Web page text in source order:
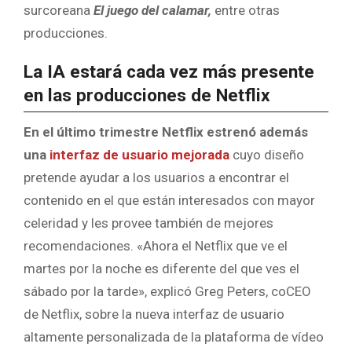
surcoreana El juego del calamar, entre otras
producciones.
La IA estará cada vez más presente
en las producciones de Netflix
En el último trimestre Netflix estrenó además
una interfaz de usuario mejorada cuyo diseño
pretende ayudar a los usuarios a encontrar el
contenido en el que están interesados con mayor
celeridad y les provee también de mejores
recomendaciones. «Ahora el Netflix que ve el
martes por la noche es diferente del que ves el
sábado por la tarde», explicó Greg Peters, coCEO
de Netflix, sobre la nueva interfaz de usuario
altamente personalizada de la plataforma de vídeo